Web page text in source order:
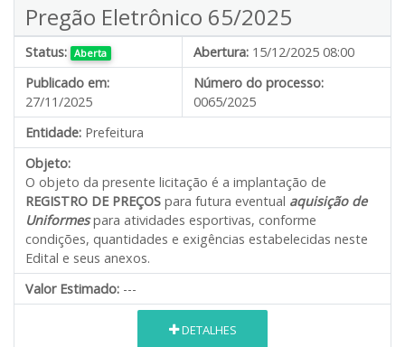
Pregão Eletrônico 65/2025
Status: Aberta Abertura: 15/12/2025 08:00
Publicado em:
27/11/2025
Número do processo:
0065/2025
Entidade: Prefeitura
Objeto:
O objeto da presente licitação é a implantação de
REGISTRO DE PREÇOS para futura eventual aquisição de
Uniformespara atividades esportivas, conforme
condições, quantidades e exigências estabelecidas neste
Edital e seus anexos.
Valor Estimado: ---
DETALHES